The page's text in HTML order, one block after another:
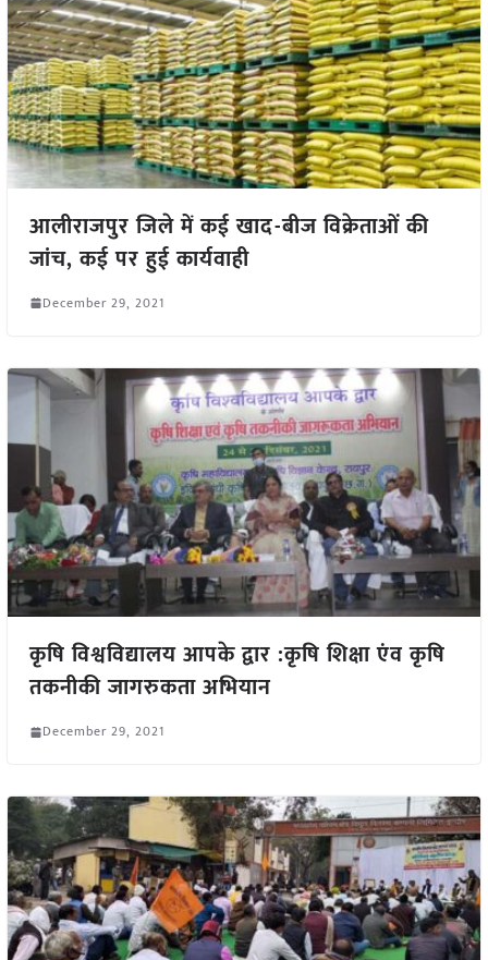
आलीराजपुर जिले में कई खाद-बीज विक्रेताओं की
जांच, कई पर हुई कार्यवाही
December 29, 2021
कृषि विश्वविद्यालय आपके द्वार :कृषि शिक्षा एंव कृषि
तकनीकी जागरुकता अभियान
December 29, 2021